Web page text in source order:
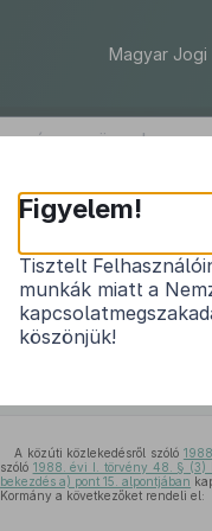
Magyar Jogi
a díj ellenében
valamint az
személyszállítási
A közúti közlekedésről szóló
szóló 1988. évi I. törvény 48. § (3)
bekezdés a) pont 15. alpontjában
Kormány a következőket rendeli el:
Figyelem!
Tisztelt
munkák miatt a
köszönjük!